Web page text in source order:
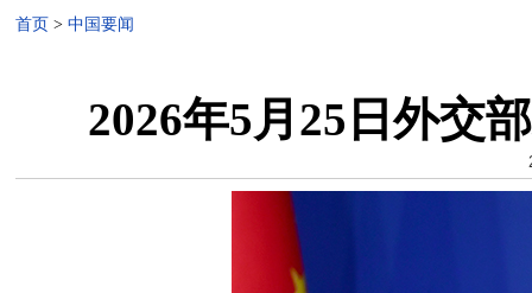
首页 > 中国要闻
2026年5月25日外交